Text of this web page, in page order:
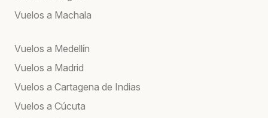
Vuelos a Machala
Vuelos a Medellín
Vuelos a Madrid
Vuelos a Cartagena de Indias
Vuelos a Cúcuta